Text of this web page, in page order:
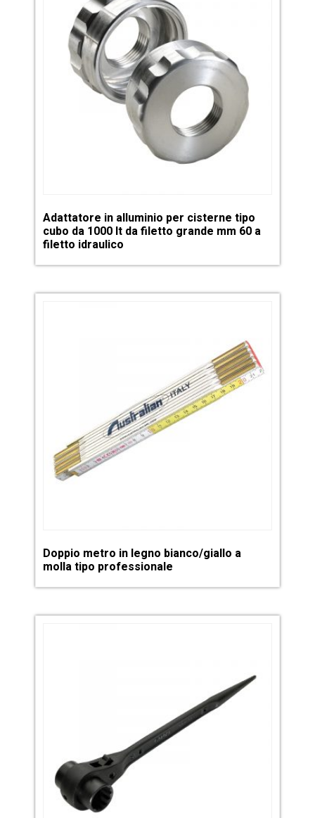
Adattatore in alluminio per cisterne tipo
cubo da 1000 lt da filetto grande mm 60 a
filetto idraulico
Doppio metro in legno bianco/giallo a
molla tipo professionale